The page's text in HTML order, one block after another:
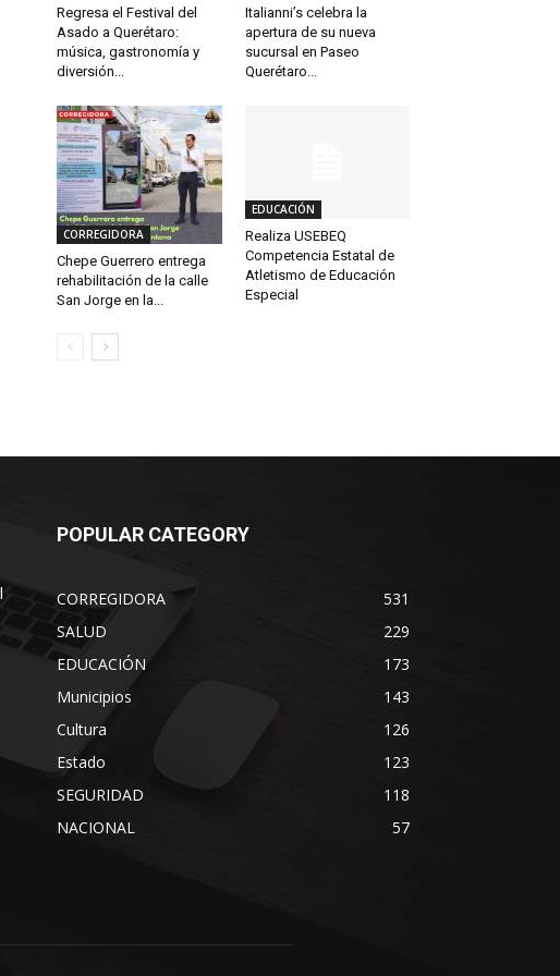
Regresa el Festival del
Asado a Querétaro:
música, gastronomía y
diversión...
Italianni’s celebra la
apertura de su nueva
sucursal en Paseo
Querétaro...
CORREGIDORA
Chepe Guerrero entrega
rehabilitación de la calle
San Jorge en la...
EDUCACIÓN
Realiza USEBEQ
Competencia Estatal de
Atletismo de Educación
Especial
POPULAR CATEGORY
CORREGIDORA
531
SALUD
229
EDUCACIÓN
173
Municipios
143
Cultura
126
Estado
123
SEGURIDAD
118
NACIONAL
57